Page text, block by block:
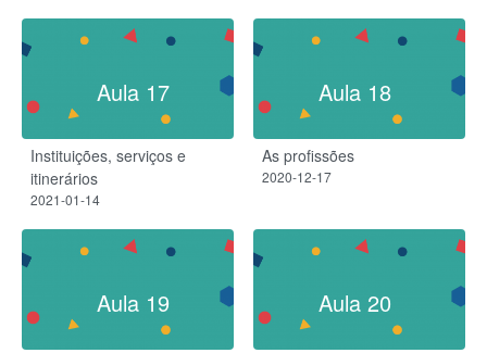
Aula 17
Instituições, serviços e
itinerários
2021-01-14
Aula 18
As profissões
2020-12-17
Aula 19 Aula 20